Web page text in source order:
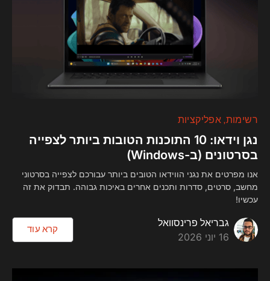
רשימות אפליקציות
נגן וידאו: 10 התוכנות הטובות ביותר לצפייה
בסרטונים (ב-Windows)
אנו מפרטים את נגני הווידאו הטובים ביותר עבורכם לצפייה בסרטוני
מחשב, סרטים, סדרות ותכנים אחרים באיכות גבוהה. תבדוק את זה
עכשיו!
גבריאל פרינסוואל
16 יוני 2026
קרא עוד